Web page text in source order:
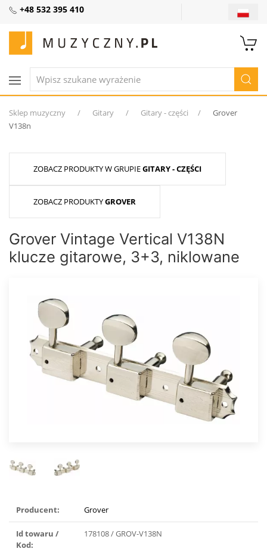
+48 532 395 410
Sklep muzyczny Gitary Gitary - części
Grover
V138n
ZOBACZ PRODUKTY W GRUPIEGITARY - CZĘŚCI
ZOBACZ PRODUKTYGROVER
Grover Vintage Vertical V138N
klucze gitarowe, 3+3, niklowane
Producent: Grover
Id towaru /
Kod:
178108 / GROV-V138N